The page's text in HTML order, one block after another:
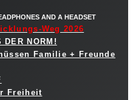
Weg 2026
DER NORM!
Familie + Freunde
Freiheit